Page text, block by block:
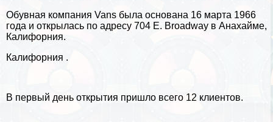
Обувная компания Vans была основана 16 марта 1966
года и открылась по адресу 704 E. Broadway в Анахайме,
Калифорния.
Калифорния .
В первый день открытия пришло всего 12 клиентов.